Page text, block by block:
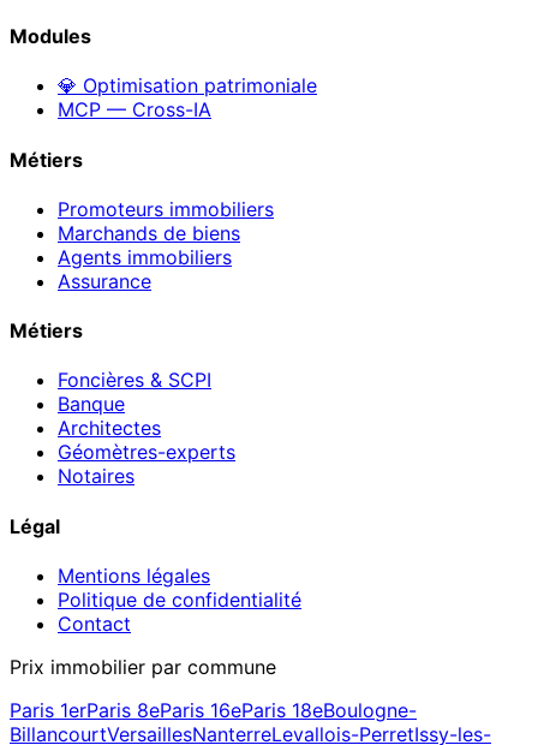
Modules
💎 Optimisation patrimoniale
MCP — Cross-IA
Métiers
Promoteurs immobiliers
Marchands de biens
Agents immobiliers
Assurance
Métiers
Foncières & SCPI
Banque
Architectes
Géomètres-experts
Notaires
Légal
Mentions légales
Politique de confidentialité
Contact
Prix immobilier par commune
Paris 1erParis 8eParis 16eParis 18eBoulogne-
BillancourtVersaillesNanterreLevallois-PerretIssy-les-